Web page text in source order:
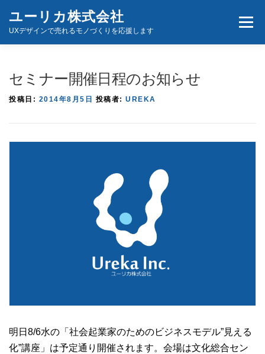
ユーリカ株式会社
UXデザインで売れるモノづくりを応援します
メニ
セミナー開催日程のお知らせ
投稿日: 2014年8月5日 投稿者: UREKA
明日8/6水の「社会起業家のためのビジネスモデル”見える
化”講座」は予定通り開催されます。会場は文化総合セン